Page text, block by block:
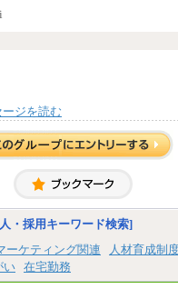
を担う方については、さらに高
に加え、所定労働時間外に勤
期間中も給与に変更はござ
集各社・全職種共通＞
万円以上～
期間中の給与に変更はありませ
ジを読む
・採用キーワード検索]
ーケティング関連
人材育成制
い 在宅勤務